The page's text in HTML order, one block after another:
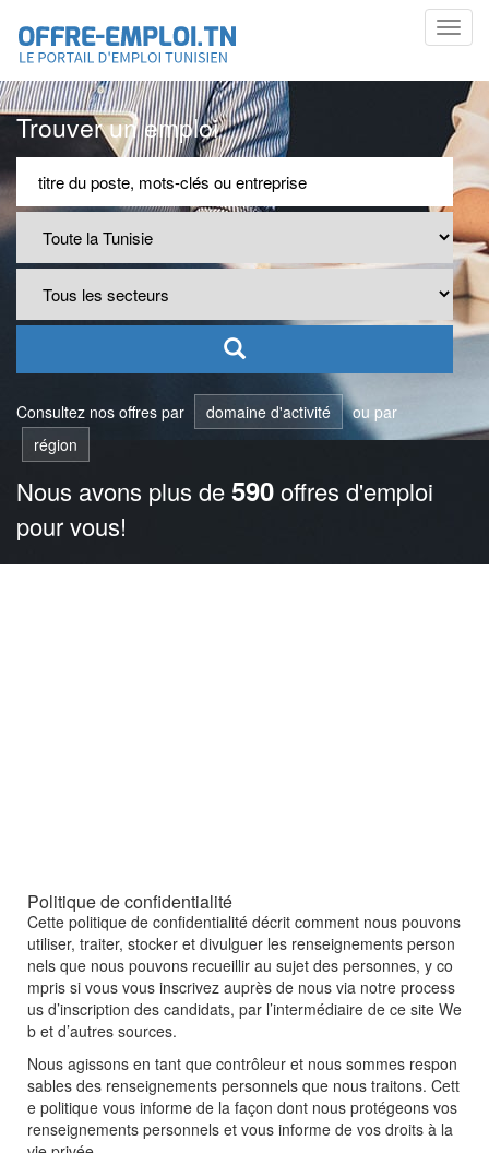
Trouver un emploi
Consultez nos offres par domaine d'activité
ou par
région
Nous avons plus de590offres d'emploi
pour vous!
Politique de confidentialité
Cette politique de confidentialité décrit comment nous pouvons
utiliser, traiter, stocker et divulguer les renseignements person
nels que nous pouvons recueillir au sujet des personnes, y co
mpris si vous vous inscrivez auprès de nous via notre process
us d’inscription des candidats, par l’intermédiaire de ce site We
b et d’autres sources.
Nous agissons en tant que contrôleur et nous sommes respon
sables des renseignements personnels que nous traitons. Cett
e politique vous informe de la façon dont nous protégeons vos
renseignements personnels et vous informe de vos droits à la